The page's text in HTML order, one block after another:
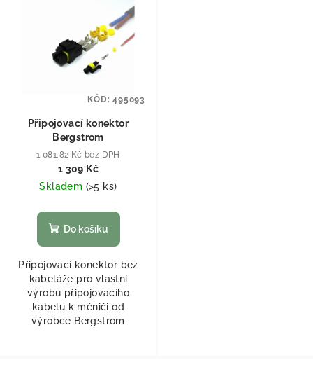
Připojovací konektor
Bergstrom
1 081,82 Kč bez DPH
1 309 Kč
Skladem (>5 ks)
Do košíku
Připojovací konektor bez
kabeláže pro vlastní
výrobu připojovacího
kabelu k měniči od
výrobce Bergstrom
KÓD:495093